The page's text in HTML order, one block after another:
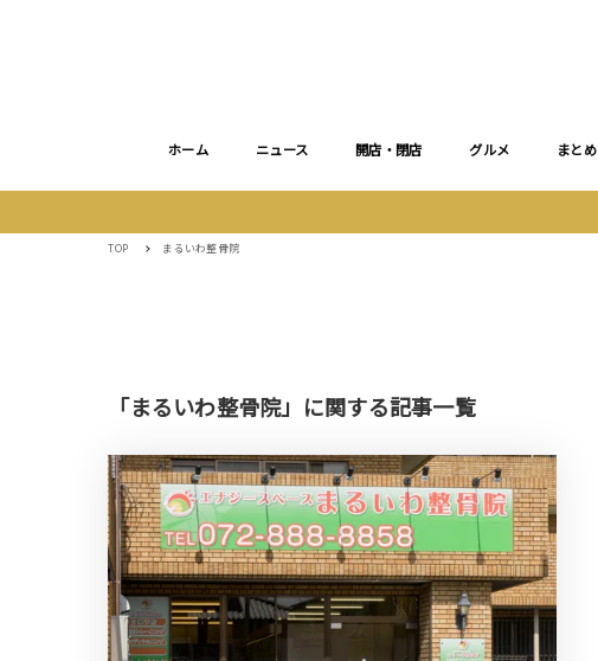
ホーム ニュース 開店・閉店 グルメ まとめ
TOP まるいわ整骨院
「まるいわ整骨院」に関する記事一覧